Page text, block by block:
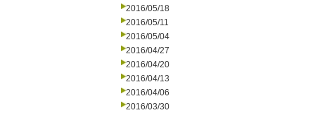
2016/05/18
2016/05/11
2016/05/04
2016/04/27
2016/04/20
2016/04/13
2016/04/06
2016/03/30